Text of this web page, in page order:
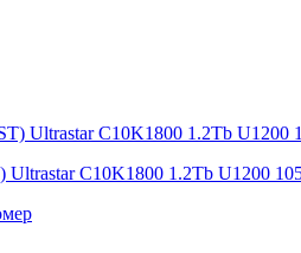
C10K1800 1.2Tb U1200